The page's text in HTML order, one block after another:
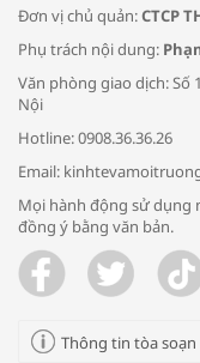
Đơn vị chủ quản:CTCP
Phụ trách nội dung:
Văn phòng giao dịch: Số
Nội
Hotline: 0908.36.36.26
Email:
Mọi hành động sử dụng
đồng ý bằng văn bản.
Thông tin tòa soạn